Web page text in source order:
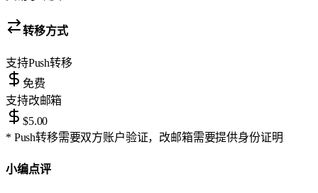
转移方式
支持Push转移
免费
支持改邮箱
$5.00
* Push转移需要双方账户验证，改邮箱需要提供身份证明
小编点评